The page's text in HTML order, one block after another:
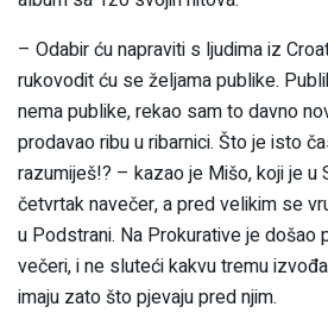
– Odabir ću napraviti s ljudima iz
rukovodit ću se željama publike.
nema publike, rekao sam to davno
prodavao ribu u ribarnici. Što je isto
razumiješ!? – kazao je Mišo, koji je u
četvrtak navečer, a pred velikim se
u Podstrani. Na Prokurative je došao
večeri, i ne sluteći kakvu tremu
imaju zato što pjevaju pred njim.